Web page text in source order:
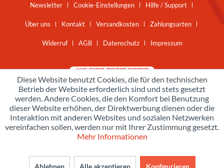
Newsletter Cookie-Einstellungen Hilfe / Support
Über uns Kontakt Versandkosten Zahlungsarten
Widerruf AGB Datenschutz Impressum
Diese Website benutzt Cookies, die für den technischen
Betrieb der Website erforderlich sind und stets gesetzt
werden. Andere Cookies, die den Komfort bei Benutzung
dieser Website erhöhen, der Direktwerbung dienen oder die
Interaktion mit anderen Websites und sozialen Netzwerken
vereinfachen sollen, werden nur mit Ihrer Zustimmung gesetzt.
Mehr Informationen
Ablehnen Alle akzeptieren Konfigurieren